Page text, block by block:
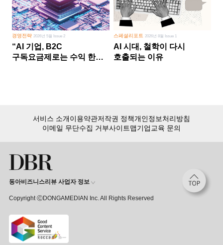
경영전략 2026년 5월 Issue 2
“AI 기업, B2C
구독요금제로는 수익 한계
스페셜리포트 2026년 8월 Issue 1
AI 시대, 철학이 다시
호출되는 이유
15,000여 건의 DBR 콘텐츠를
서비스 소개이용약관저작권 정책개인정보처리방침
이메일 무단수집 거부사이트맵기업교육 문의
동아비즈니스리뷰 사업자 정보
Copyright ⒸDONGAMEDIAN Inc. All Rights Reserved